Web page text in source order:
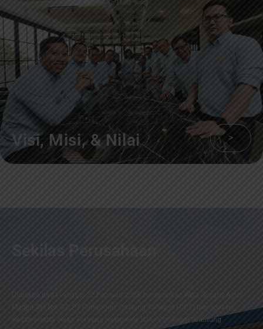
Visi, Misi, & Nilai >
Sekilas Perusahaan
Didirikan pada tanggal 22 Februari 2008 berdasarkan Akta Notaris Agus
Madjid, SH No. 52, PT Cimanggis Cibitung Tollways (CCT) merupakan
Badan Usaha Jalan Tol yang mengelola Ruas Cimanggis-Cibitung